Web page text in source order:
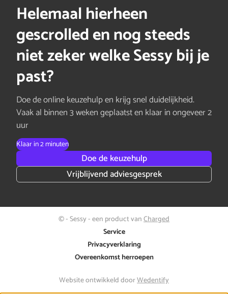
Helemaal hierheen
gescrolled en nog steeds
niet zeker welke Sessy bij je
past?
Doe de online keuzehulp en krijg snel duidelijkheid.
Vaak al binnen 3 weken geplaatst en klaar in ongeveer 2
uur
Klaar in 2 minuten
Doe de keuzehulp
Vrijblijvend adviesgesprek
© - Sessy - een product vanCharged
Service
Privacyverklaring
Overeenkomst herroepen
Website ontwikkeld doorWedentify